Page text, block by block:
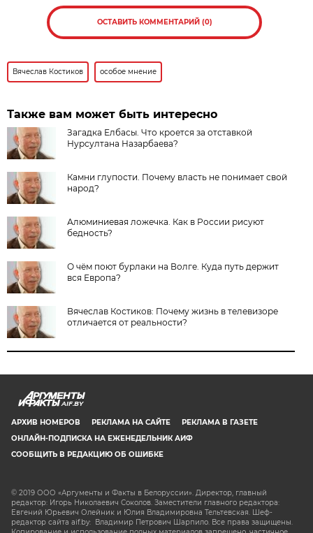
ОСТАВИТЬ КОММЕНТАРИЙ (0)
Вячеслав Костиков особое мнение
Также вам может быть интересно
Загадка Елбасы. Что кроется за отставкой
Нурсултана Назарбаева?
Камни глупости. Почему власть не понимает свой
народ?
Алюминиевая ложечка. Как в России рисуют
бедность?
О чём поют бурлаки на Волге. Куда путь держит
вся Европа?
Вячеслав Костиков: Почему жизнь в телевизоре
отличается от реальности?
AIF.BY
АРХИВ НОМЕРОВ РЕКЛАМА НА САЙТЕ
РЕКЛАМА В ГАЗЕТЕ
ОНЛАЙН-ПОДПИСКА НА ЕЖЕНЕДЕЛЬНИК АИФ
СООБЩИТЬ В РЕДАКЦИЮ ОБ ОШИБКЕ
© 2019 ООО «Аргументы и Факты в Белоруссии». Директор, главный
редактор: Игорь Николаевич Соколов. Заместители главного редактора:
Евгений Юрьевич Олейник и Юлия Владимировна Тельтевская. Шеф-
редактор сайта aif.by: Владимир Петрович Шарпило. Все права защищены.